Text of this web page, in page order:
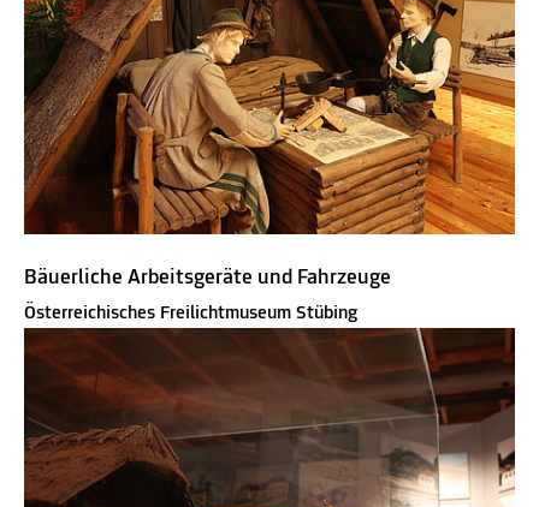
Bäuerliche Arbeitsgeräte und Fahrzeuge
Österreichisches Freilichtmuseum Stübing